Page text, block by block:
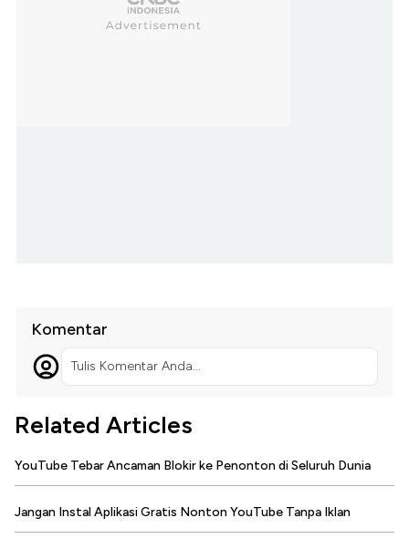
Komentar
Tulis Komentar Anda...
Related Articles
YouTube Tebar Ancaman Blokir ke Penonton di Seluruh Dunia
Jangan Instal Aplikasi Gratis Nonton YouTube Tanpa Iklan